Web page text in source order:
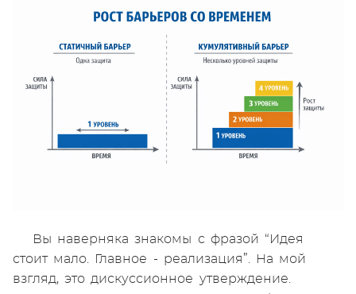
Вы наверняка знакомы с фразой “Идея
стоит мало. Главное - реализация”. На мой
взгляд, это дискуссионное утверждение.